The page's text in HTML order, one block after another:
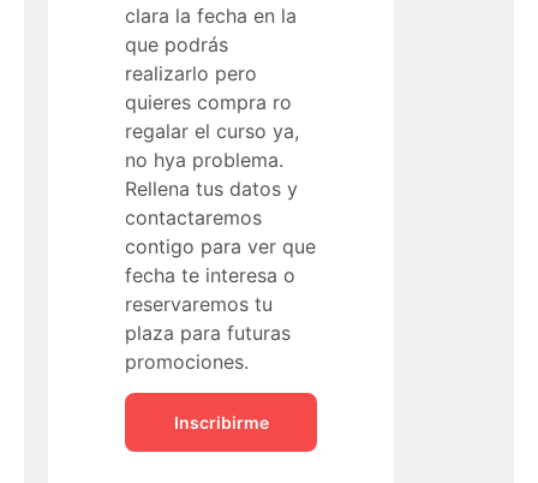
clara la fecha en la
que podrás
realizarlo pero
quieres compra ro
regalar el curso ya,
no hya problema.
Rellena tus datos y
contactaremos
contigo para ver que
fecha te interesa o
reservaremos tu
plaza para futuras
promociones.
Inscribirme